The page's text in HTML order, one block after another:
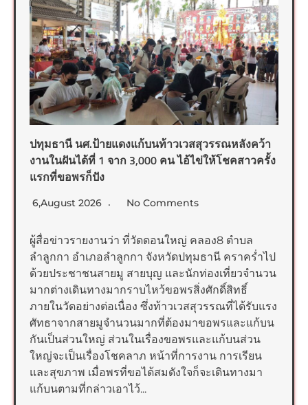
ปทุมธานี นศ.ป้ายแดงแก้บนท้าวเวสสุวรรณหลังคว้า
งานในฝันได้ที่ 1 จาก 3,000 คน ไอ้ไข่ให้โชคสาวครั้ง
แรกที่ขอพรก็ปัง
6,August 2026 No Comments
ผู้สื่อข่าวรายงานว่า ที่วัดดอนใหญ่ คลอง8 ตำบล
ลำลูกกา อำเภอลำลูกกา จังหวัดปทุมธานี คราคร่ำไป
ด้วยประชาชนสายมู สายบุญ และนักท่องเที่ยวจำนวน
มากต่างเดินทางมากราบไหว้ขอพรสิ่งศักดิ์สิทธิ์
ภายในวัดอย่างต่อเนื่อง ซึ่งท้าวเวสสุวรรณที่ได้รับแรง
ศัทธาจากสายมูจำนวนมากที่ต้องมาขอพรและแก้บน
กันเป็นส่วนใหญ่ ส่วนในเรื่องขอพรและแก้บนส่วน
ใหญ่จะเป็นเรื่องโชคลาภ หน้าที่การงาน การเรียน
และสุขภาพ เมื่อพรที่ขอได้สมดังใจก็จะเดินทางมา
แก้บนตามที่กล่าวเอาไว้...